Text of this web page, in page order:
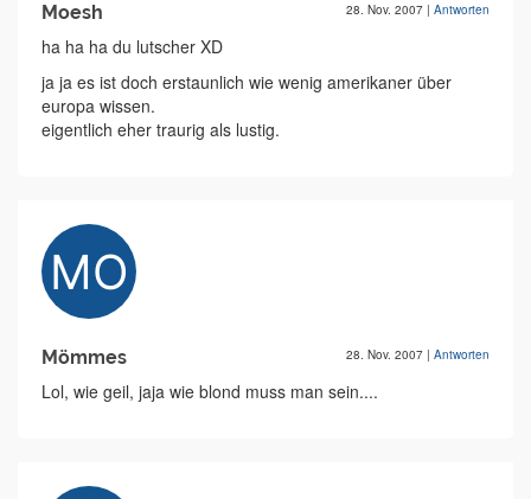
Moesh 28. Nov. 2007 | Antworten
ha ha ha du lutscher XD
ja ja es ist doch erstaunlich wie wenig amerikaner über
europa wissen.
eigentlich eher traurig als lustig.
Mömmes 28. Nov. 2007 | Antworten
Lol, wie geil, jaja wie blond muss man sein....